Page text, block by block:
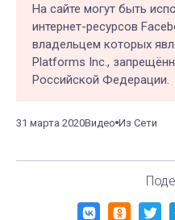
На сайте могут быть
интернет-ресурсов
владельцем которых
Platforms Inc.,
Российской Федерации.
31 марта 2020Видео Из Сети